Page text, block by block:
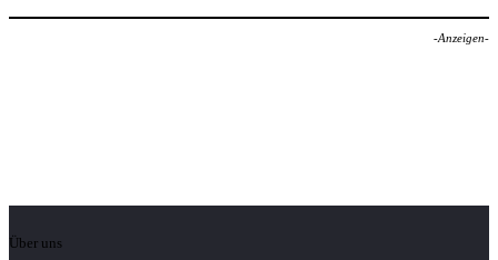
-Anzeigen-
Über uns